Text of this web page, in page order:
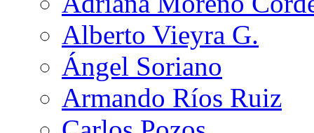
Alberto Vieyra G.
Ángel Soriano
Armando Ríos Ruiz